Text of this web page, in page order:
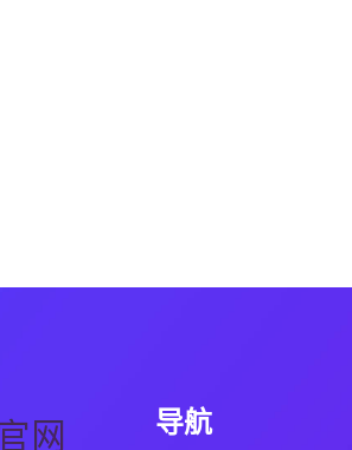
导航